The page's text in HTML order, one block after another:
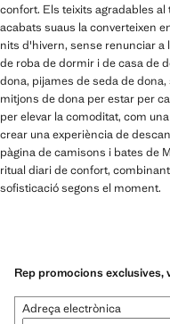
confort. Els teixits agradables
acabats suaus la converteixen
nits d'hivern, sense renunciar a
de roba de dormir i de casa de
dona, pijames de seda de
mitjons de dona per estar per
per elevar la comoditat, com
crear una experiència de
pàgina de camisons i bates de
ritual diari de confort,
sofisticació segons el moment.
Rep promocions
Adreça electrònica